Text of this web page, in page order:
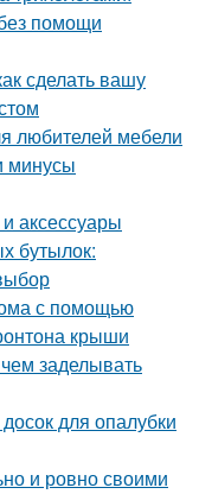
помощи
сделать вашу
любителей мебели
минусы
аксессуары
бутылок:
с помощью
крыши
заделывать
для опалубки
и ровно своими